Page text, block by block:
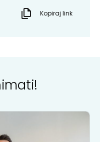
Kopiraj link